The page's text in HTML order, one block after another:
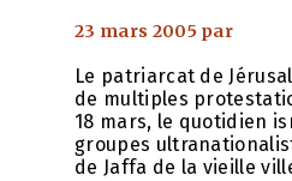
23 mars 2005 par
Le patriarcat de
de multiples
18 mars, le quotidien
groupes
de Jaffa de la vieille